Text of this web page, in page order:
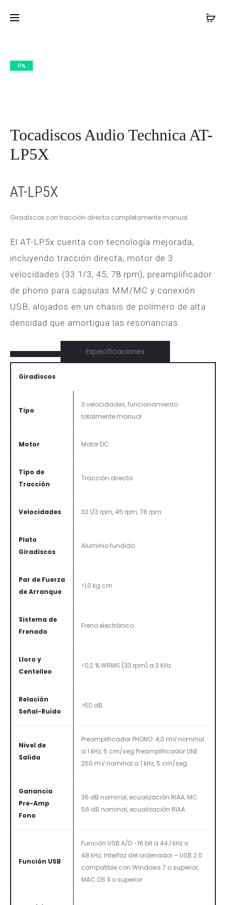
HUGE
THE
Inicio
11%
Tocadiscos Audio Technica AT-
LP5X
AT-LP5X
Giradiscos con tracción directa completamente manual
El AT-LP5x cuenta con tecnología mejorada,
incluyendo tracción directa, motor de 3
velocidades (33 1/3, 45, 78 rpm), preamplificador
de phono para cápsulas MM/MC y conexión
USB, alojados en un chasis de polímero de alta
densidad que amortigua las resonancias.
Especificaciones
Giradiscos
Tipo
3 velocidades, funcionamiento
totalmente manual
Motor Motor DC
Tipo de
Tracción
Tracción directa
Velocidades 33 1/3 rpm, 45 rpm, 78 rpm
Plato
Giradiscos
Aluminio fundido
Par de Fuerza
de Arranque
>1,0 kg cm
Sistema de
Frenado
Freno electrónico
Lloro y
Centelleo
<0,2 % WRMS (33 rpm) a 3 KHz
Relación
Señal-Ruido
>50 dB
Nivel de
Salida
Preamplificador PHONO: 4,0 mV nominal
a 1 kHz, 5 cm/seg Preamplificador LINE
250 mV nominal a 1 kHz, 5 cm/seg
Ganancia
Pre-Amp
Fono
36 dB nominal, ecualización RIAA, MC:
56 dB nominal, ecualización RIAA
Función USB
Función USB A/D -16 bit a 44,1 kHz o
48 kHz; Interfaz del ordenador – USB 2.0
compatible con Windows 7 o superior,
MAC OS X o superior